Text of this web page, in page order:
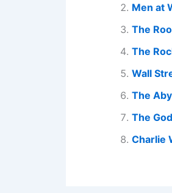
Men at
The
The
Wall
The
The
Charlie